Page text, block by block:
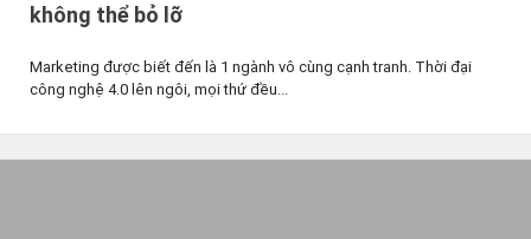
không thể bỏ lỡ
Marketing được biết đến là 1 ngành vô cùng cạnh tranh. Thời đại
công nghệ 4.0 lên ngôi, mọi thứ đều...